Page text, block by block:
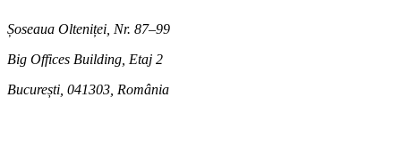
Șoseaua Olteniței, Nr. 87–99
Big Offices Building, Etaj 2
București, 041303 România